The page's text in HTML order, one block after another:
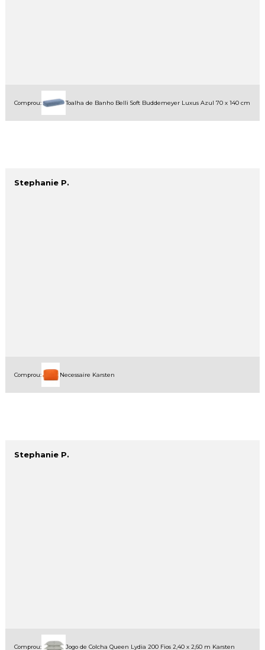
Comprou: Toalha de Banho Belli Soft Buddemeyer Luxus Azul 70 x 140 cm
Stephanie P.
Comprou: Necessaire Karsten
Stephanie P.
Comprou: Jogo de Colcha Queen Lydia 200 Fios 2,40 x 2,60 m Karsten